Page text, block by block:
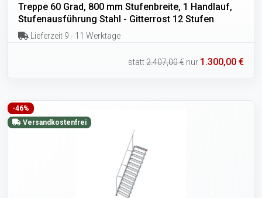
Treppe 60 Grad, 800 mm Stufenbreite, 1 Handlauf,
Stufenausführung Stahl - Gitterrost 12 Stufen
Lieferzeit 9 - 11 Werktage
statt2.407,00 € nur 1.300,00 €
-46%
Versandkostenfrei